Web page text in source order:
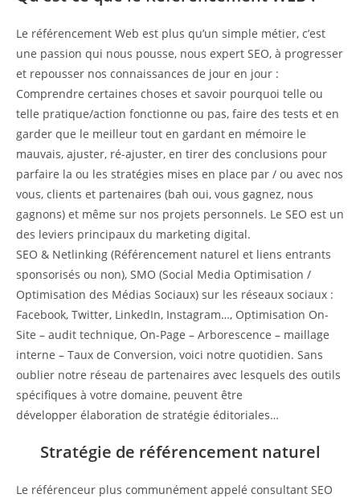
Le référencement Web est plus qu’un simple métier, c’est
une passion qui nous pousse, nous expert SEO, à progresser
et repousser nos connaissances de jour en jour :
Comprendre certaines choses et savoir pourquoi telle ou
telle pratique/action fonctionne ou pas, faire des tests et en
garder que le meilleur tout en gardant en mémoire le
mauvais, ajuster, ré-ajuster, en tirer des conclusions pour
parfaire la ou les stratégies mises en place par / ou avec nos
vous, clients et partenaires (bah oui, vous gagnez, nous
gagnons) et même sur nos projets personnels. Le SEO est un
des leviers principaux du marketing digital.
SEO & Netlinking (Référencement naturel et liens entrants
sponsorisés ou non), SMO (Social Media Optimisation /
Optimisation des Médias Sociaux) sur les réseaux sociaux :
Facebook, Twitter, LinkedIn, Instagram…, Optimisation On-
Site – audit technique, On-Page – Arborescence – maillage
interne – Taux de Conversion, voici notre quotidien. Sans
oublier notre réseau de partenaires avec lesquels des outils
spécifiques à votre domaine, peuvent être
développer élaboration de stratégie éditoriales…
Stratégie de référencement naturel
Le référenceur plus communément appelé consultant SEO